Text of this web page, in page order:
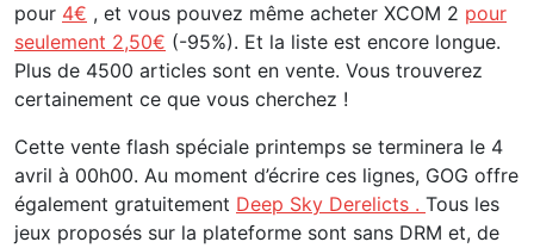
pour 4€ , et vous pouvez même acheter XCOM 2 pour
seulement 2,50€ (-95%). Et la liste est encore longue.
Plus de 4500 articles sont en vente. Vous trouverez
certainement ce que vous cherchez !
Cette vente flash spéciale printemps se terminera le 4
avril à 00h00. Au moment d’écrire ces lignes, GOG offre
également gratuitement Deep Sky Derelicts . Tous les
jeux proposés sur la plateforme sont sans DRM et, de